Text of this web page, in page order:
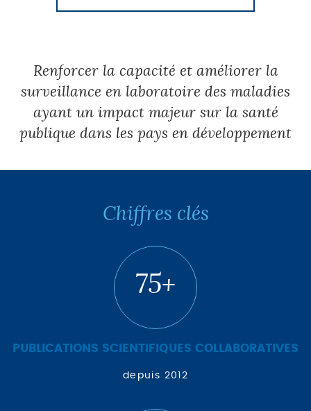
Renforcer la capacité et améliorer la
surveillance en laboratoire des maladies
ayant un impact majeur sur la santé
publique dans les pays en développement
Chiffres clés
75+
PUBLICATIONS SCIENTIFIQUES COLLABORATIVES
depuis 2012